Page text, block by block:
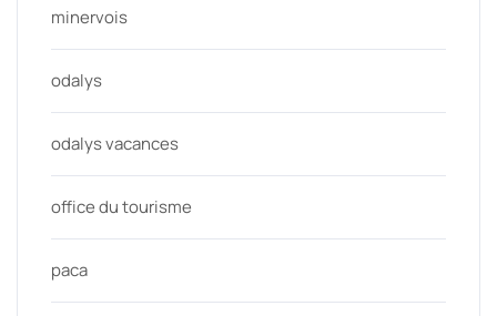
minervois
odalys
odalys vacances
office du tourisme
paca